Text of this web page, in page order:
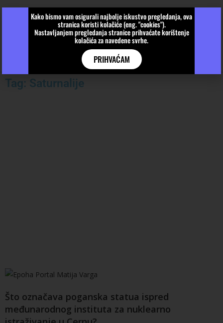
Tag: Saturnalije
Što označava poganska statua ispred
međunarodnog instituta za nuklearno
Kako bismo vam osigurali najbolje iskustvo pregledanja, ova
stranica koristi kolačiće (eng. "cookies").
Nastavljanjem pregledanja stranice prihvaćate korištenje
kolačića za navedene svrhe.
PRIHVAĆAM